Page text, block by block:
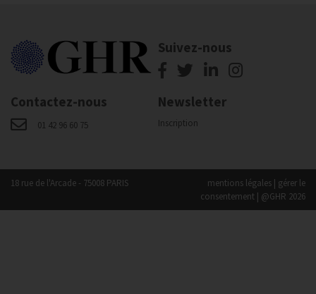
Suivez-nous
Contactez-nous
01 42 96 60 75
Newsletter
Inscription
18 rue de l'Arcade - 75008 PARIS mentions légales | gérer le
consentement | @GHR 2026